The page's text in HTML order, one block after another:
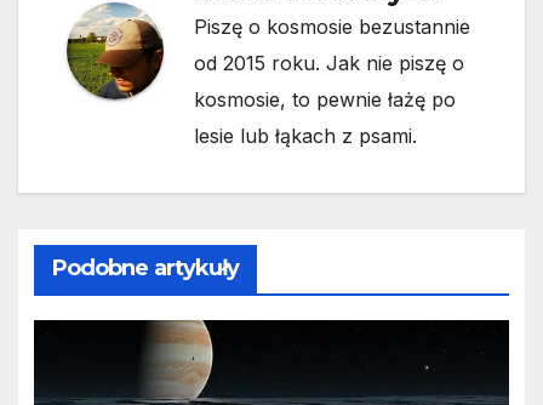
Piszę o kosmosie bezustannie
od 2015 roku. Jak nie piszę o
kosmosie, to pewnie łażę po
lesie lub łąkach z psami.
Podobne artykuły